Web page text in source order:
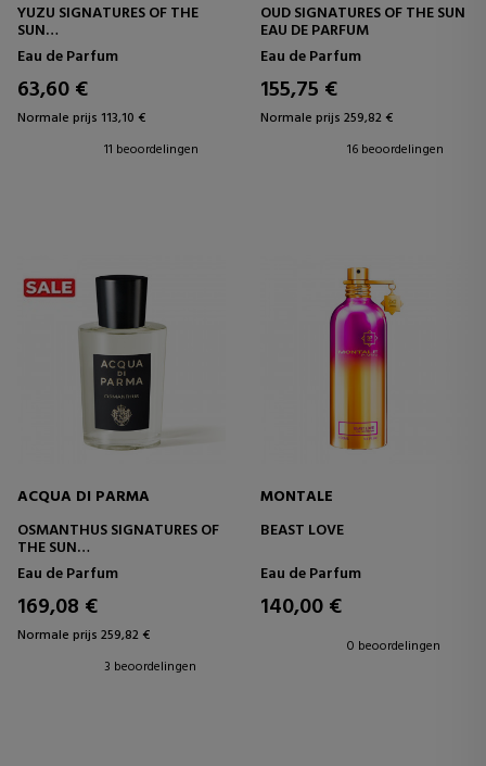
YUZU SIGNATURES OF THE
SUN
EAU DE PARFUM
Eau de Parfum
63,60 €
Normale prijs 113,10 €
11 beoordelingen
OUD SIGNATURES OF THE SUN
EAU DE PARFUM
Eau de Parfum
155,75 €
Normale prijs 259,82 €
16 beoordelingen
ACQUA DI PARMA
OSMANTHUS SIGNATURES OF
THE SUN
EAU DE PARFUM
Eau de Parfum
169,08 €
Normale prijs 259,82 €
3 beoordelingen
MONTALE
BEAST LOVE
Eau de Parfum
140,00 €
0 beoordelingen